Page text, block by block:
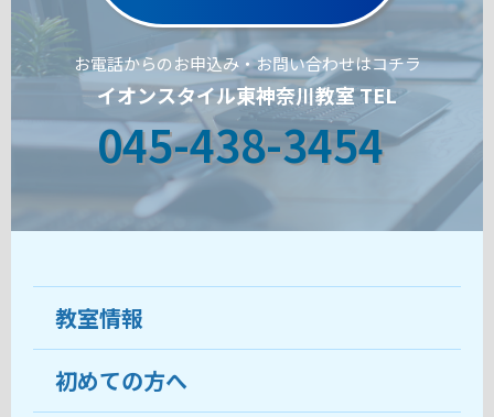
お電話からのお申込み・お問い合わせはコチラ
イオンスタイル東神奈川教室 TEL
045-438-3454
教室情報
教室について
初めての方へ